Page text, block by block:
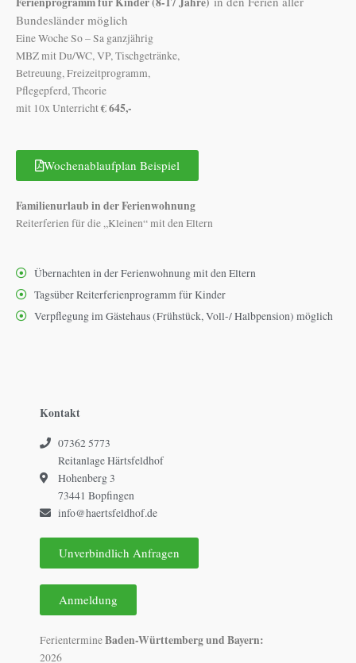
Bundesländer möglich
Eine Woche So – Sa ganzjährig
MBZ mit Du/WC, VP, Tischgetränke,
Betreuung, Freizeitprogramm,
Pflegepferd, Theorie
mit 10x Unterricht€ 645,-
Wochenablaufplan Beispiel
Familienurlaub in der Ferienwohnung
Reiterferien für die „Kleinen“ mit den Eltern
Übernachten in der Ferienwohnung mit den Eltern
Tagsüber Reiterferienprogramm für Kinder
Verpflegung im Gästehaus (Frühstück, Voll-/ Halbpension) möglich
Kontakt
07362 5773
Reitanlage Härtsfeldhof
Hohenberg 3
73441 Bopfingen
info@haertsfeldhof.de
Unverbindlich Anfragen
Anmeldung
FerientermineBaden-Württemberg und Bayern:
2026